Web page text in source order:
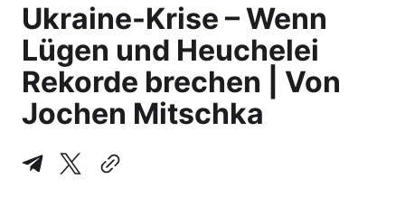
Ukraine-Krise – Wenn
Lügen und Heuchelei
Rekorde brechen | Von
Jochen Mitschka